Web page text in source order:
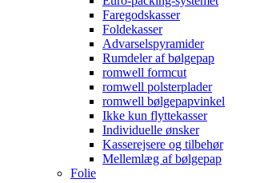
Faregodskasser
Foldekasser
Advarselspyramider
Rumdeler af bølgepap
romwell formcut
romwell polsterplader
romwell bølgepapvinkel
Ikke kun flyttekasser
Individuelle ønsker
Kasserejsere og tilbehør
Mellemlæg af bølgepap
Folie